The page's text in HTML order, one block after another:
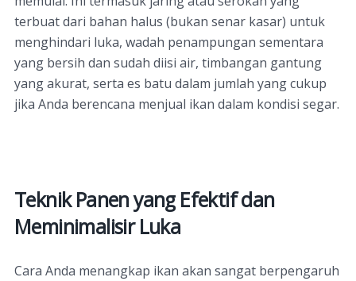
terbuat dari bahan halus (bukan senar kasar) untuk
menghindari luka, wadah penampungan sementara
yang bersih dan sudah diisi air, timbangan gantung
yang akurat, serta es batu dalam jumlah yang cukup
jika Anda berencana menjual ikan dalam kondisi segar.
Teknik Panen yang Efektif dan
Meminimalisir Luka
Cara Anda menangkap ikan akan sangat berpengaruh